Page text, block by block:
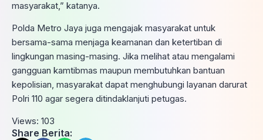
masyarakat,” katanya.
Polda Metro Jaya juga mengajak masyarakat untuk
bersama-sama menjaga keamanan dan ketertiban di
lingkungan masing-masing. Jika melihat atau mengalami
gangguan kamtibmas maupun membutuhkan bantuan
kepolisian, masyarakat dapat menghubungi layanan darurat
Polri 110 agar segera ditindaklanjuti petugas.
Views: 103
Share Berita: